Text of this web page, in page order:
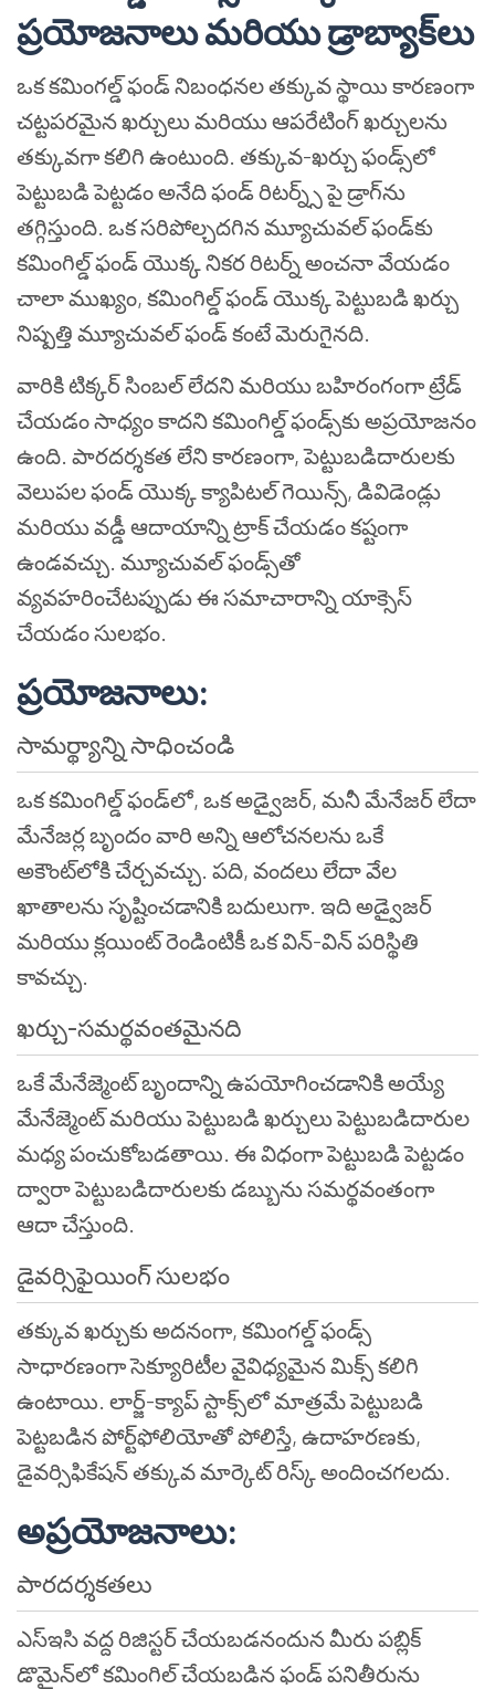
ప్రయోజనాలు మరియు డ్రాబ్యాక్‌లు
ఒక కమింగల్డ్ ఫండ్ నిబంధనల తక్కువ స్థాయి కారణంగా
చట్టపరమైన ఖర్చులు మరియు ఆపరేటింగ్ ఖర్చులను
తక్కువగా కలిగి ఉంటుంది. తక్కువ-ఖర్చు ఫండ్స్‌లో
పెట్టుబడి పెట్టడం అనేది ఫండ్ రిటర్న్స్ పై డ్రాగ్‌ను
తగ్గిస్తుంది. ఒక సరిపోల్చదగిన మ్యూచువల్ ఫండ్‌కు
కమింగిల్డ్ ఫండ్ యొక్క నికర రిటర్న్ అంచనా వేయడం
చాలా ముఖ్యం, కమింగిల్డ్ ఫండ్ యొక్క పెట్టుబడి ఖర్చు
నిష్పత్తి మ్యూచువల్ ఫండ్ కంటే మెరుగైనది.
వారికి టిక్కర్ సింబల్ లేదని మరియు బహిరంగంగా ట్రేడ్
చేయడం సాధ్యం కాదని కమింగిల్డ్ ఫండ్స్‌కు అప్రయోజనం
ఉంది. పారదర్శకత లేని కారణంగా, పెట్టుబడిదారులకు
వెలుపల ఫండ్ యొక్క క్యాపిటల్ గెయిన్స్, డివిడెండ్లు
మరియు వడ్డీ ఆదాయాన్ని ట్రాక్ చేయడం కష్టంగా
ఉండవచ్చు. మ్యూచువల్ ఫండ్స్‌తో
వ్యవహరించేటప్పుడు ఈ సమాచారాన్ని యాక్సెస్
చేయడం సులభం.
ప్రయోజనాలు:
సామర్థ్యాన్ని సాధించండి
ఒక కమింగిల్డ్ ఫండ్‌లో, ఒక అడ్వైజర్, మనీ మేనేజర్ లేదా
మేనేజర్ల బృందం వారి అన్ని ఆలోచనలను ఒకే
అకౌంట్‌లోకి చేర్చవచ్చు. పది, వందలు లేదా వేల
ఖాతాలను సృష్టించడానికి బదులుగా. ఇది అడ్వైజర్
మరియు క్లయింట్ రెండింటికీ ఒక విన్-విన్ పరిస్థితి
కావచ్చు.
ఖర్చు-సమర్థవంతమైనది
ఒకే మేనేజ్మెంట్ బృందాన్ని ఉపయోగించడానికి అయ్యే
మేనేజ్మెంట్ మరియు పెట్టుబడి ఖర్చులు పెట్టుబడిదారుల
మధ్య పంచుకోబడతాయి. ఈ విధంగా పెట్టుబడి పెట్టడం
ద్వారా పెట్టుబడిదారులకు డబ్బును సమర్థవంతంగా
ఆదా చేస్తుంది.
డైవర్సిఫైయింగ్ సులభం
తక్కువ ఖర్చుకు అదనంగా, కమింగల్డ్ ఫండ్స్
సాధారణంగా సెక్యూరిటీల వైవిధ్యమైన మిక్స్ కలిగి
ఉంటాయి. లార్జ్-క్యాప్ స్టాక్స్‌లో మాత్రమే పెట్టుబడి
పెట్టబడిన పోర్ట్‌ఫోలియోతో పోలిస్తే, ఉదాహరణకు,
డైవర్సిఫికేషన్ తక్కువ మార్కెట్ రిస్క్ అందించగలదు.
అప్రయోజనాలు:
పారదర్శకతలు
ఎస్ఇసి వద్ద రిజిస్టర్ చేయబడనందున మీరు పబ్లిక్
డొమైన్‌లో కమింగిల్ చేయబడిన ఫండ్ పనితీరును